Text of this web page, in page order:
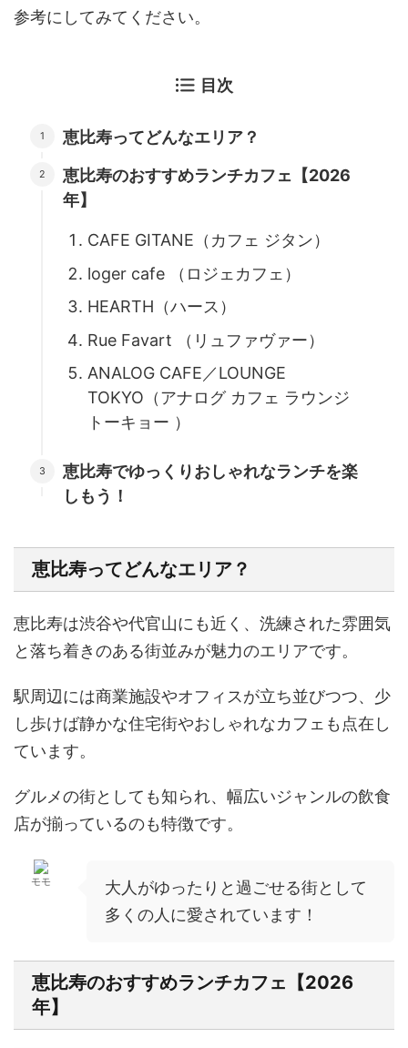
参考にしてみてください。
目次
恵比寿ってどんなエリア？
恵比寿のおすすめランチカフェ【2026
年】
CAFE GITANE（カフェ ジタン）
loger cafe （ロジェカフェ）
HEARTH（ハース）
Rue Favart （リュファヴァー）
ANALOG CAFE／LOUNGE
TOKYO（アナログ カフェ ラウンジ
トーキョー ）
恵比寿でゆっくりおしゃれなランチを楽
しもう！
恵比寿ってどんなエリア？
恵比寿は渋谷や代官山にも近く、 洗練された雰囲気
と落ち着きのある街並みが魅力のエリアです。
駅周辺には商業施設やオフィスが立ち並びつつ、少
し歩けば静かな住宅街やおしゃれなカフェも点在し
ています。
グルメの街としても知られ、幅広いジャンルの飲食
店が揃っているのも特徴です。
モモ
大人がゆったりと過ごせる街として
多くの人に愛されています！
恵比寿のおすすめランチカフェ【2026
年】